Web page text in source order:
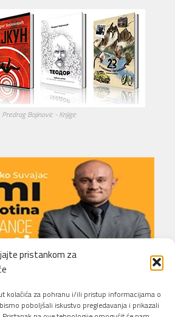
pristankom za
kolačića za pohranu i/ili pristup informacijama o
poboljšali iskustvo pregledavanja i prikazali
Predrag Bojinovic - Knjige
Smoking Cessation Method